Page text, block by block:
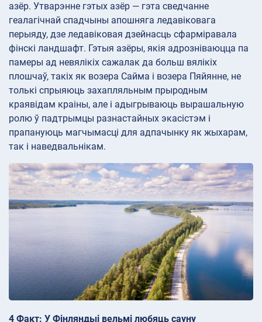
азёр. Утварэнне гэтых азёр — гэта сведчанне
геалагічнай спадчыны апошняга ледавіковага
перыяду, дзе ледавіковая дзейнасць сфарміравала
фінскі ландшафт. Гэтыя азёры, якія адрозніваюцца па
памеры ад невялікіх сажалак да больш вялікіх
плошчаў, такіх як возера Сайма і возера Пяйянне, не
толькі спрыяюць захапляльным прыродным
краявідам краіны, але і адыгрываюць вырашальную
ролю ў падтрымцы разнастайных экасістэм і
прапануюць магчымасці для адпачынку як жыхарам,
так і наведвальнікам.
4 Факт: У Фінляндыі вельмі любяць сауну